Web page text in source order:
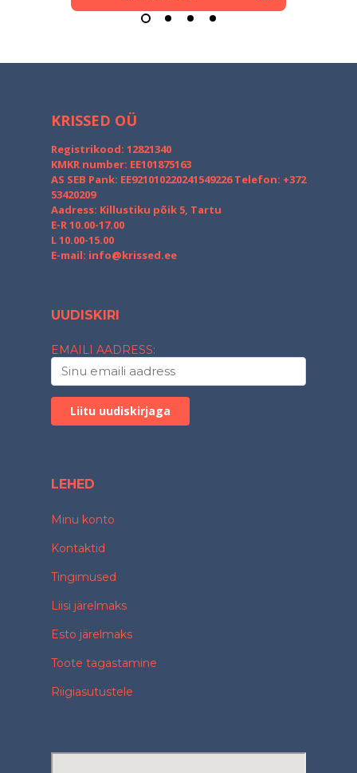
KRISSED OÜ
Registrikood: 12821340
KMKR number: EE101875163
AS SEB Pank: EE921010220241549226 Telefon: +372
53420209
Aadress: Killustiku põik 5, Tartu
E-R 10.00-17.00
L 10.00-15.00
E-mail: info@krissed.ee
UUDISKIRI
EMAILI AADRESS:
LEHED
Minu konto
Kontaktid
Tingimused
Liisi järelmaks
Esto järelmaks
Toote tagastamine
Riigiasutustele